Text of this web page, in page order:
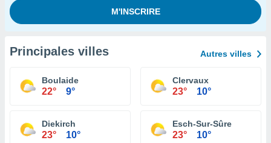
Principales villes Autres villes
Boulaide
22° 9°
Clervaux
23° 10°
Diekirch
23° 10°
Esch-Sur-Sûre
23° 10°